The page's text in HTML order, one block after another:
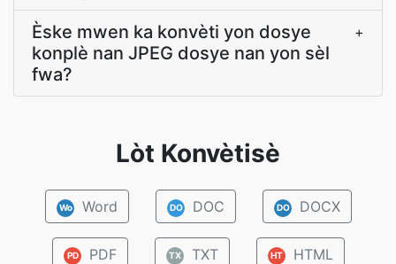
Èske mwen ka konvèti yon dosye
konplè nan JPEG dosye nan yon sèl
fwa?
+
Lòt Konvètisè
Wo Word DO DOC DO DOCX
PD PDF TX TXT HT HTML